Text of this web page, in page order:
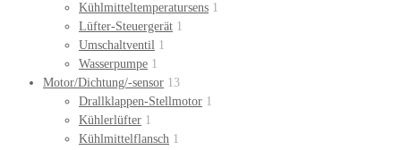
Kühlmitteltemperatursens 1
Lüfter-Steuergerät 1
Umschaltventil 1
Wasserpumpe 1
Motor/Dichtung/-sensor 13
Drallklappen-Stellmotor 1
Kühlerlüfter 1
Kühlmittelflansch 1